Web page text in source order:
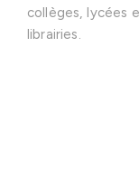
collèges, lycées
librairies.